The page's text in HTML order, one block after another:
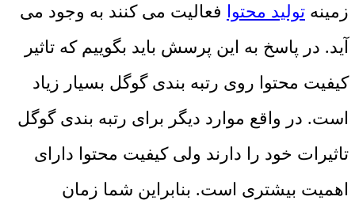
زمینه تولید محتوا فعالیت می‌ کنند به وجود می‌
آید. در پاسخ به این پرسش باید بگوییم که تاثیر
کیفیت محتوا روی رتبه‌ بندی گوگل بسیار زیاد
است. در واقع موارد دیگر برای رتبه بندی گوگل
تاثیرات خود را دارند ولی کیفیت محتوا دارای
اهمیت بیشتری است. بنابراین شما زمان